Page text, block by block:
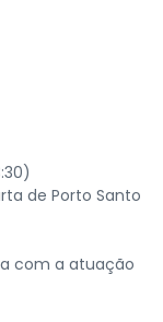
de Porto Santo
com a atuação